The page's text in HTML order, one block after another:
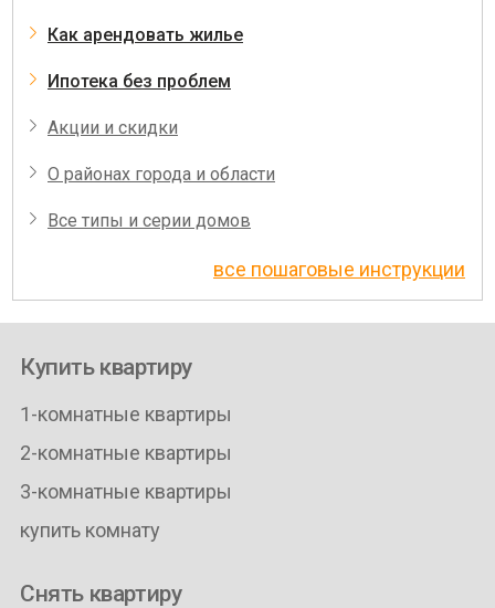
Как арендовать жилье
Ипотека без проблем
Акции и скидки
О районах города и области
Все типы и серии домов
все пошаговые инструкции
Купить квартиру
1-комнатные квартиры
2-комнатные квартиры
3-комнатные квартиры
купить комнату
Снять квартиру